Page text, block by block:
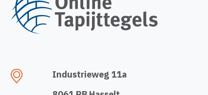
Industrieweg 11a